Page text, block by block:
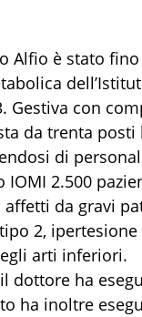
Alfio è stato
Gestiva con
da trenta
di
IOMI 2.500
da gravi
2,
arti inferiori.
dottore ha
ha inoltre